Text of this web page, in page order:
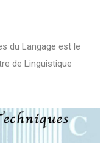
du Langage est le
de Linguistique